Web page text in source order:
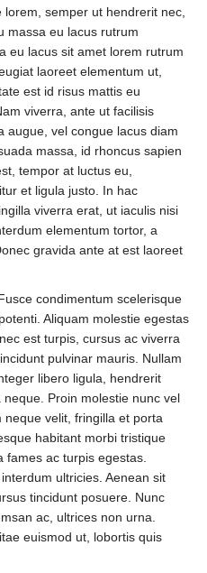
semper ut hendrerit nec,
massa eu lacus rutrum
eu lacus sit amet lorem rutrum
laoreet elementum ut,
est id risus mattis eu
viverra, ante ut facilisis
augue, vel congue lacus diam
massa, id rhoncus sapien
tempor at luctus eu,
et ligula justo. In hac
viverra erat, ut iaculis nisi
elementum tortor, a
gravida ante at est laoreet
condimentum scelerisque
Aliquam molestie egestas
est turpis, cursus ac viverra
pulvinar mauris. Nullam
libero ligula, hendrerit
Proin molestie nunc vel
velit, fringilla et porta
habitant morbi tristique
ac turpis egestas.
ultricies. Aenean sit
tincidunt posuere. Nunc
ac, ultrices non urna.
euismod ut, lobortis quis